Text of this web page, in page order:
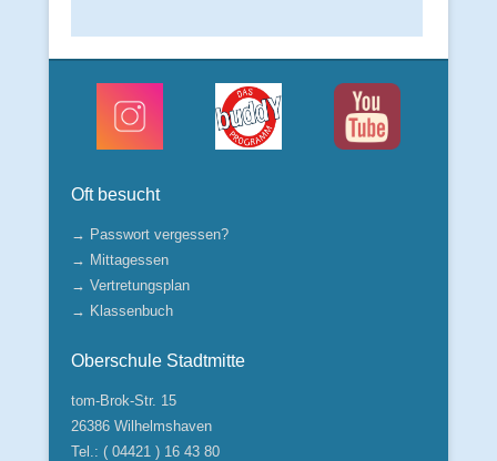
Oft besucht
→ Passwort vergessen?
→ Mittagessen
→ Vertretungsplan
→ Klassenbuch
Oberschule Stadtmitte
tom-Brok-Str. 15
26386 Wilhelmshaven
Tel.: ( 04421 ) 16 43 80